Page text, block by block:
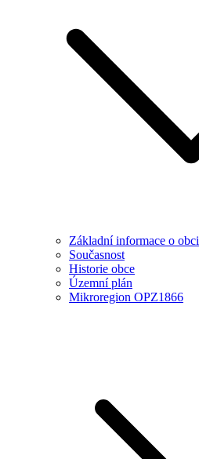
Základní informace o obci
Současnost
Historie obce
Územní plán
Mikroregion OPZ1866